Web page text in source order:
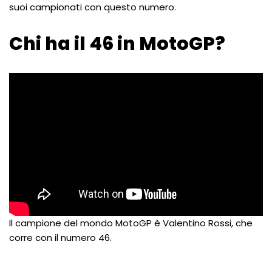
suoi campionati con questo numero.
Chi ha il 46 in MotoGP?
Il campione del mondo MotoGP è Valentino Rossi, che
corre con il numero 46.